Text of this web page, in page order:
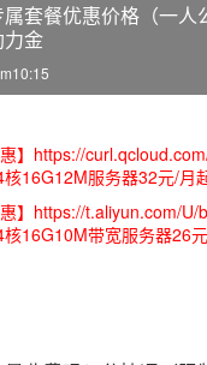
套餐优惠价格（一人
金
惠】https://
16G12M服务器32元/月
惠】https://t.aliyun.com/
16G10M带宽服务器26